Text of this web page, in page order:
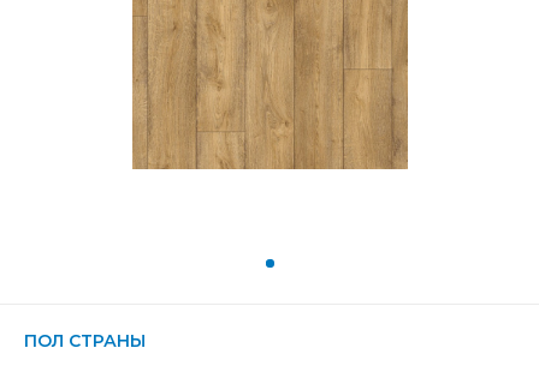
ПОЛ СТРАНЫ